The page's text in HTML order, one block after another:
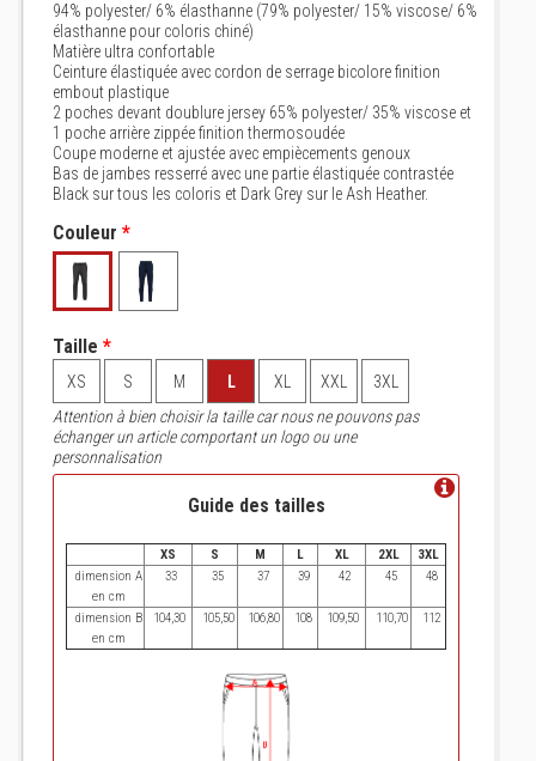
94% polyester/ 6% élasthanne (79% polyester/ 15% viscose/ 6%
élasthanne pour coloris chiné)
Matière ultra confortable
Ceinture élastiquée avec cordon de serrage bicolore finition
embout plastique
2 poches devant doublure jersey 65% polyester/ 35% viscose et
1 poche arrière zippée finition thermosoudée
Coupe moderne et ajustée avec empiècements genoux
Bas de jambes resserré avec une partie élastiquée contrastée
Black sur tous les coloris et Dark Grey sur le Ash Heather.
Couleur *
Taille *
XS S M L XL XXL
3XL
Attention à bien choisir la taille car nous ne pouvons pas
échanger un article comportant un logo ou une
personnalisation
Guide des tailles
XS S M L XL 2XL
3XL
dimension A
en cm
33 35 37 39 42 45 48
dimension B
en cm
104,30 105,50 106,80 108 109,50 110,70 112